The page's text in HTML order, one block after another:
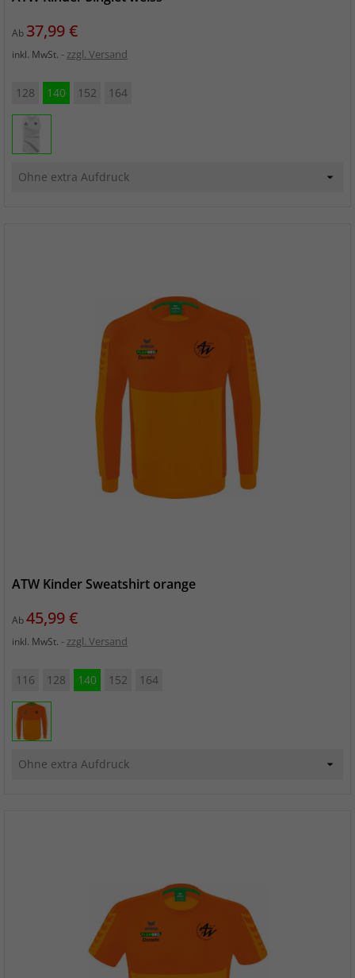
Ab Preis
37,99 €
inkl. MwSt. zzgl. Versand
128 140 152 164
ATW Kinder Sweatshirt orange
AbPreis
45,99 €
inkl. MwSt. zzgl. Versand
116 128 140 152 164